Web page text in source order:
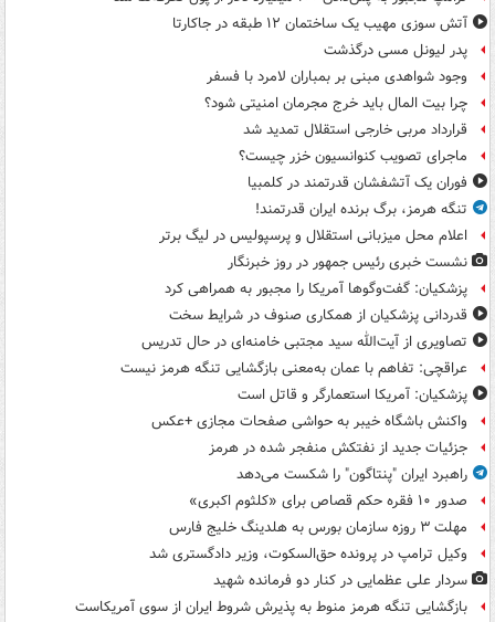
آتش سوزی مهیب یک ساختمان ۱۲ طبقه در جاکارتا
پدر لیونل مسی درگذشت
وجود شواهدی مبنی بر بمباران لامرد با فسفر
چرا بیت المال باید خرج مجرمان امنیتی شود؟
قرارداد مربی خارجی استقلال تمدید شد
ماجرای تصویب کنوانسیون خزر چیست؟
فوران یک آتشفشان قدرتمند در کلمبیا
تنگه هرمز، برگ برنده ایران قدرتمند!
اعلام محل میزبانی استقلال و پرسپولیس در لیگ برتر
نشست خبری رئیس جمهور در روز خبرنگار
پزشکیان: گفت‌وگوها آمریکا را مجبور به همراهی کرد
قدردانی پزشکیان از همکاری صنوف در شرایط سخت
تصاویری از آیت‌الله سید مجتبی خامنه‌ای در حال تدریس
عراقچی: تفاهم با عمان به‌معنی بازگشایی تنگه هرمز نیست
پزشکیان: آمریکا استعمارگر و قاتل است
واکنش باشگاه خیبر به حواشی صفحات مجازی +عکس
جزئیات جدید از نفتکش منفجر شده در هرمز
راهبرد ایران "پنتاگون" را شکست می‌دهد
صدور ۱۰ فقره حکم قصاص برای «کلثوم اکبری»
مهلت ۳ روزه سازمان بورس به هلدینگ خلیج فارس
وکیل ترامپ در پرونده حق‌السکوت، وزیر دادگستری شد
سردار علی عظمایی در کنار دو فرمانده شهید
بازگشایی تنگه هرمز منوط به پذیرش شروط ایران از سوی آمریکاست